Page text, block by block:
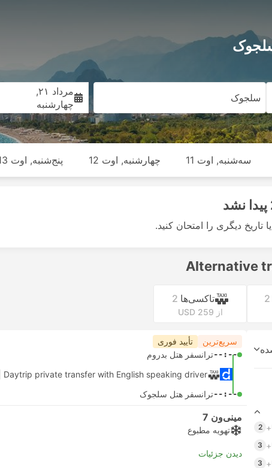
سلجوک
مرداد ۲۱,
چهارشنبه
سه‌شنبه, اوت 11 چهارشنبه, اوت 12 پنج‌شنبه, اوت 13
تاریخ دیگری را امتحان کنید.
Alternative
2 تاکسی‌ها 2
از USD 259
2
3
3
سریع‌ترین تأیید فوری
--:--ترانسفر هتل بدروم
| Daytrip private transfer with English speaking driver
--:--ترانسفر هتل سلجوک
مینی‌ون 7
تهویه مطبوع
دیدن جزئیات